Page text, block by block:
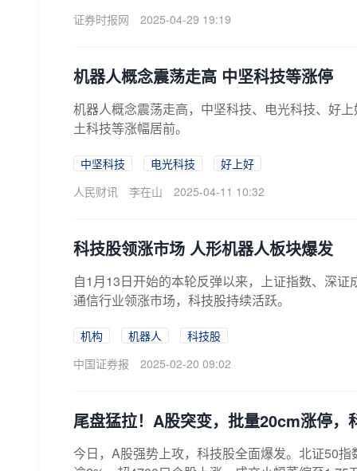
证券时报网
2025-04-29 19:19
机器人概念震荡走高 中坚科技等涨停
机器人概念震荡走高，中坚科技、电光科技、好
土科技等涨幅居前。
中坚科技 电光科技
好上好
人民财讯
李在山 2025-04-11 10:32
科技股领涨市场 人形机器人板块爆发
自1月13日开始的本轮反弹以来，上证指数、深
通信行业领涨市场，科技股持续活跃。
机构 机器人
科技股
中国证券报
2025-02-20 09:02
尾盘猛拉！A股突变，批量20cm涨停，
今日，A股强势上攻，科技股全面爆发。北证50